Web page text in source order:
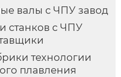
валы с ЧПУ завод
станков с ЧПУ
технологии
плавления